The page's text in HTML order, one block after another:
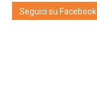
Seguici su Facebook